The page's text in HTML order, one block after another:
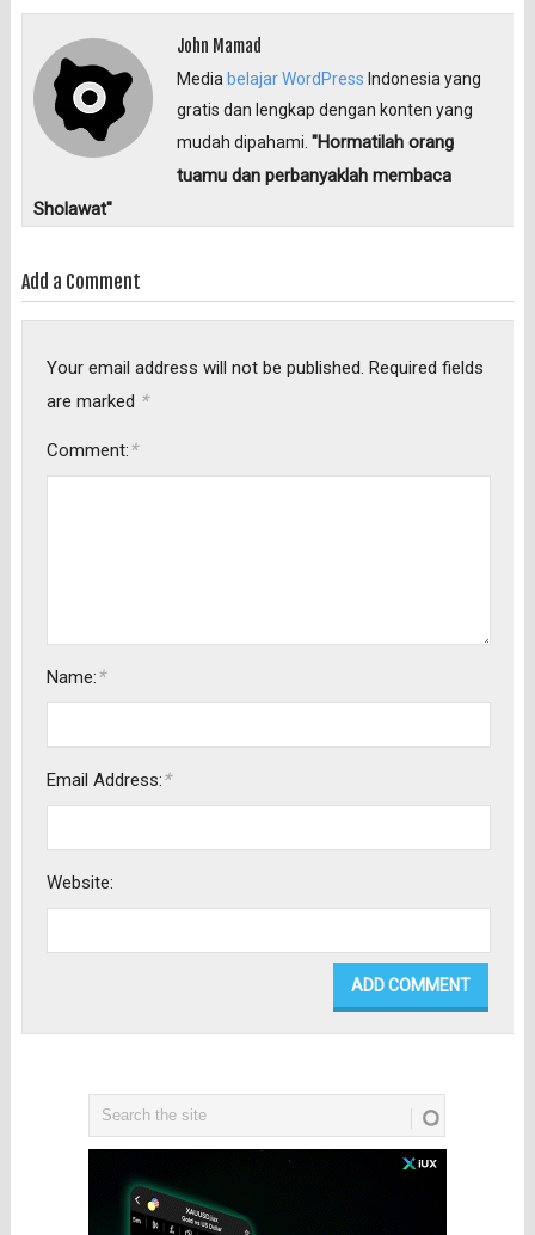
John Mamad
Media belajar WordPress Indonesia yang
gratis dan lengkap dengan konten yang
mudah dipahami."Hormatilah orang
tuamu dan perbanyaklah membaca
Sholawat"
Add a Comment
Your email address will not be published. Required fields
are marked *
Comment:*
Name:*
Email Address:*
Website: